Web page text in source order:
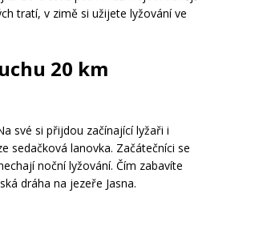
tratí, v zimě si užijete lyžování ve
20 km
své si přijdou začínající lyžaři i
sedačková lanovka. Začátečníci se
noční lyžování. Čím zabavíte
dráha na jezeře Jasna.